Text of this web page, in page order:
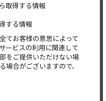
取得する情報
する情報
てお客様の意思によって
ービスの利用に関連して
をご提供いただけない場
場合がございますので、